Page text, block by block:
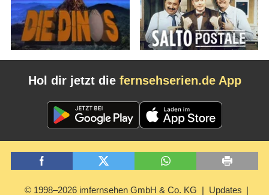
Hol dir jetzt die fernsehserien.de App
© 1998–2026 imfernsehen GmbH & Co. KG Updates